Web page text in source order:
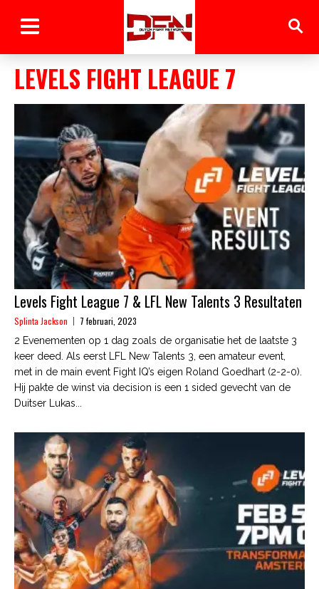
LEVELS FIGHT LEAGUE 7
Levels Fight League 7 & LFL New Talents 3 Resultaten
Splinta Jackson 7 februari, 2023
2 Evenementen op 1 dag zoals de organisatie het de laatste 3
keer deed. Als eerst LFL New Talents 3, een amateur event,
met in de main event Fight IQ’s eigen Roland Goedhart (2-2-0).
Hij pakte de winst via decision is een 1 sided gevecht van de
Duitser Lukas...